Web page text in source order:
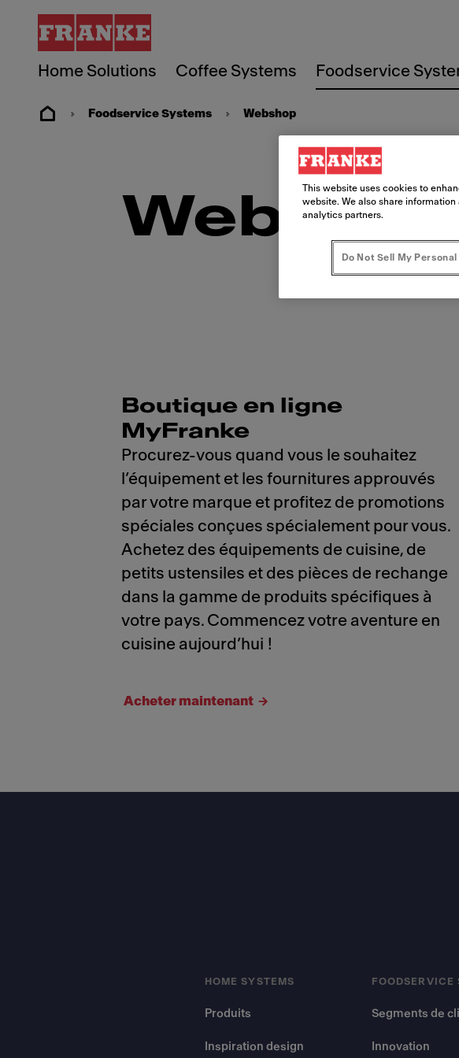
Home Solutions Coffee Systems Foodservice
Foodservice Systems Webshop
Boutique en ligne
MyFranke
Procurez-vous quand vous le souhaitez
l’équipement et les fournitures approuvés
par votre marque et profitez de promotions
spéciales conçues spécialement pour vous.
Achetez des équipements de cuisine, de
petits ustensiles et des pièces de rechange
dans la gamme de produits spécifiques à
votre pays. Commencez votre aventure en
cuisine aujourd’hui !
Acheter maintenant
HOME SYSTEMS
Produits
Inspiration design
FOODSERVICE
Segments de
Innovation
This website uses cookies to
website. We also share
analytics partners.
Do Not Sell My